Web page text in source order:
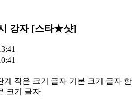
강자 [스타★샷]
계 작은 크기 글자 기본 크기 글자 한
크기 글자